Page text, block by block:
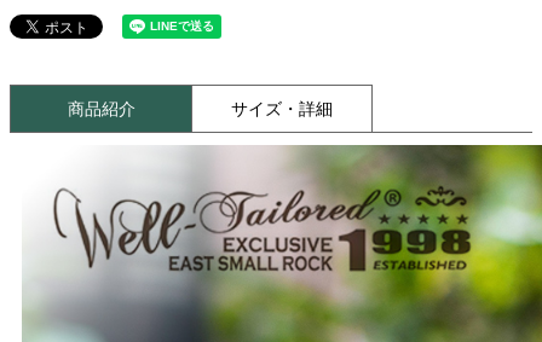
商品紹介 サイズ・詳細